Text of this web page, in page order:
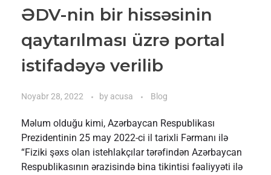
ƏDV-nin bir hissəsinin
qaytarılması üzrə portal
istifadəyə verilib
Noyabr 28, 2022 by acusa Blog
Məlum olduğu kimi, Azərbaycan Respublikası
Prezidentinin 25 may 2022-ci il tarixli Fərmanı ilə
“Fiziki şəxs olan istehlakçılar tərəfindən Azərbaycan
Respublikasının ərazisində bina tikintisi fəaliyyəti ilə